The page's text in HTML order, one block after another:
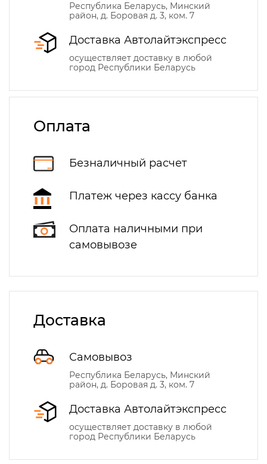
Республика Беларусь, Минский
район, д. Боровая д. 3, ком. 7
Доставка Автолайтэкспресс
осуществляет доставку в любой
город Республики Беларусь
Оплата
Безналичный расчет
Платеж через кассу банка
Оплата наличными при
самовывозе
Доставка
Самовывоз
Республика Беларусь, Минский
район, д. Боровая д. 3, ком. 7
Доставка Автолайтэкспресс
осуществляет доставку в любой
город Республики Беларусь